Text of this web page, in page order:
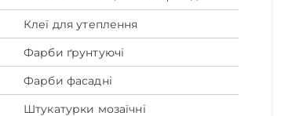
Клеї для утеплення
Фарби ґрунтуючі
Фарби фасадні
Штукатурки мозаїчні